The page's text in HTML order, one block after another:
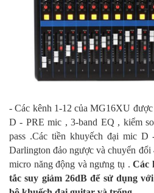
-Các kênh 1-12 của MG16XU
D - PRE mic , 3-band EQ , kiểm
pass .Các tiền khuyếch đại mic D
Darlington đảo ngược và chuyển
micro năng động và ngưng tụ . Các
tắc suy giảm 26dB để sử dụng